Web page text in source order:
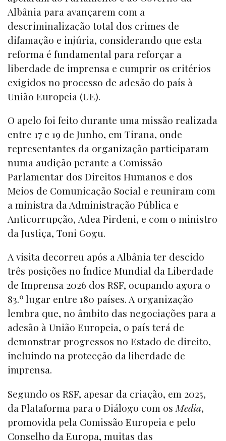
Albânia para avançarem com a
descriminalização total dos crimes de
difamação e injúria, considerando que esta
reforma é fundamental para reforçar a
liberdade de imprensa e cumprir os critérios
exigidos no processo de adesão do país à
União Europeia (UE).
O apelo foi feito durante uma missão realizada
entre 17 e 19 de Junho, em Tirana, onde
representantes da organização participaram
numa audição perante a Comissão
Parlamentar dos Direitos Humanos e dos
Meios de Comunicação Social e reuniram com
a ministra da Administração Pública e
Anticorrupção, Adea Pirdeni, e com o ministro
da Justiça, Toni Gogu.
A visita decorreu após a Albânia ter descido
três posições no Índice Mundial da Liberdade
de Imprensa 2026 dos RSF, ocupando agora o
83.º lugar entre 180 países. A organização
lembra que, no âmbito das negociações para a
adesão à União Europeia, o país terá de
demonstrar progressos no Estado de direito,
incluindo na protecção da liberdade de
imprensa.
Segundo os RSF, apesar da criação, em 2025,
da Plataforma para o Diálogo com os Media,
promovida pela Comissão Europeia e pelo
Conselho da Europa, muitas das